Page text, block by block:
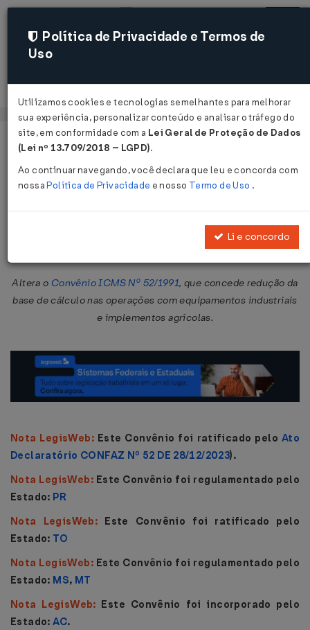
Acessar
Página Inicial Legislações
Convênio ICMS Nº 199 DE
Altera o Convênio ICMS Nº 52/1991, que concede redução da
base de cálculo nas operações com equipamentos industriais
e implementos agrícolas.
Nota LegisWeb: Este Convênio foi ratificado pelo Ato
Declaratório CONFAZ Nº 52 DE 28/12/2023).
Nota LegisWeb: Este Convênio foi regulamentado pelo
Estado: PR
Nota LegisWeb: Este Convênio foi ratificado pelo
Estado: TO
Nota LegisWeb: Este Convênio foi regulamentado pelo
Estado: MS, MT
Nota LegisWeb: Este Convênio foi incorporado pelo
Estado:AC.
Política de Privacidade e Termos de
Uso
Utilizamos cookies e tecnologias semelhantes para melhorar
sua experiência, personalizar conteúdo e analisar o tráfego do
site, em conformidade com a Lei Geral de Proteção de Dados
(Lei nº 13.709/2018 – LGPD).
Ao continuar navegando, você declara que leu e concorda com
nossaPolítica de Privacidade e nosso Termo de Uso .
Li e concordo